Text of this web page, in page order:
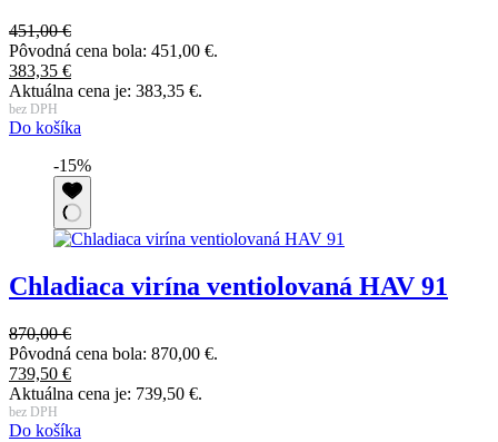
451,00€
Pôvodná cena bola: 451,00 €.
383,35 €
Aktuálna cena je: 383,35 €.
bez DPH
Do košíka
-15%
Chladiaca virína ventiolovaná HAV 91
870,00€
Pôvodná cena bola: 870,00 €.
739,50 €
Aktuálna cena je: 739,50 €.
bez DPH
Do košíka